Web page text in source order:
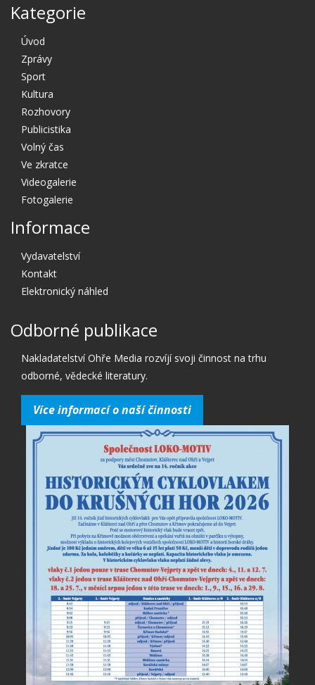
Kategorie
Úvod
Zprávy
Sport
Kultura
Rozhovory
Publicistika
Volný čas
Ve zkratce
Videogalerie
Fotogalerie
Informace
Vydavatelství
Kontakt
Elektronický náhled
Odborné publikace
Nakladatelství Ohře Media rozvíjí svoji činnost na trhu
odborné, vědecké literatury.
Více informací o naší činnosti